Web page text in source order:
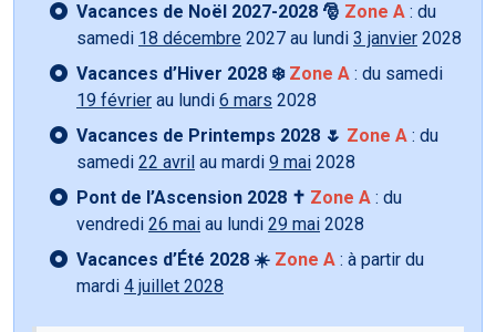
Vacances de Noël 2027-2028 🎅 Zone A : du
samedi 18 décembre 2027 au lundi 3 janvier 2028
Vacances d’Hiver 2028 ❄️ Zone A : du samedi
19 février au lundi 6 mars 2028
Vacances de Printemps 2028 🌷 Zone A : du
samedi 22 avril au mardi 9 mai 2028
Pont de l’Ascension 2028 ✝️ Zone A : du
vendredi 26 mai au lundi 29 mai 2028
Vacances d’Été 2028 ☀️ Zone A : à partir du
mardi 4 juillet 2028